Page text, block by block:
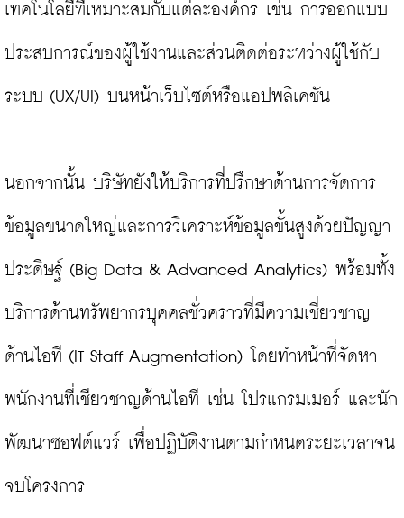
เทคโนโลยีที่เหมาะสมกับแต่ละองค์กร เช่น การออกแบบ
ประสบการณ์ของผู้ใช้งานและส่วนติดต่อระหว่างผู้ใช้กับ
ระบบ (UX/UI) บนหน้าเว็บไซต์หรือแอปพลิเคชัน
นอกจากนั้น บริษัทยังให้บริการที่ปรึกษาด้านการจัดการ
ข้อมูลขนาดใหญ่และการวิเคราะห์ข้อมูลขั้นสูงด้วยปัญญา
ประดิษฐ์ (Big Data & Advanced Analytics) พร้อมทั้ง
บริการด้านทรัพยากรบุคคลชั่วคราวที่มีความเชี่ยวชาญ
ด้านไอที (IT Staff Augmentation) โดยทำหน้าที่จัดหา
พนักงานที่เชียวชาญด้านไอที เช่น โปรแกรมเมอร์ และนัก
พัฒนาซอฟต์แวร์ เพื่อปฏิบัติงานตามกำหนดระยะเวลาจน
จบโครงการ